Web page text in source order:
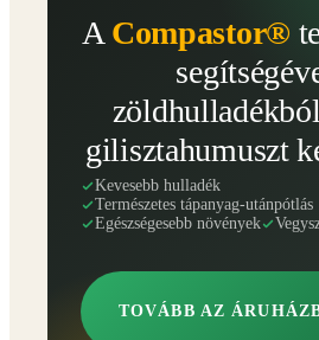
A Compastor®
gilisztahumuszt
Kevesebb hulladék
Természetes tápanyag-utánpótlás
Egészségesebb növények
TOVÁBB AZ